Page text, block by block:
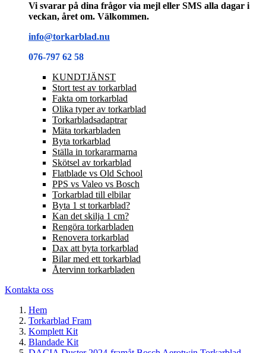
Vi svarar på dina frågor via mejl eller SMS alla dagar i
veckan, året om. Välkommen.
info@torkarblad.nu
076-797 62 58
KUNDTJÄNST
Stort test av torkarblad
Fakta om torkarblad
Olika typer av torkarblad
Torkarbladsadaptrar
Mäta torkarbladen
Byta torkarblad
Ställa in torkararmarna
Skötsel av torkarblad
Flatblade vs Old School
PPS vs Valeo vs Bosch
Torkarblad till elbilar
Byta 1 st torkarblad?
Kan det skilja 1 cm?
Rengöra torkarbladen
Renovera torkarblad
Dax att byta torkarblad
Bilar med ett torkarblad
Återvinn torkarbladen
Kontakta oss
Hem
Torkarblad Fram
Komplett Kit
Blandade Kit